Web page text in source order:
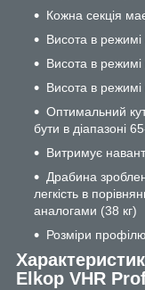
Кожна секція
Висота в
Висота в режимі
Висота в
Оптимальний
бути в діапазоні
Витримує
Драбина
легкість в
аналогами (38 кг)
Розміри
Elkop VHR